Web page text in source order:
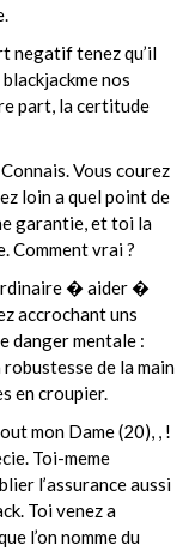
negatif tenez qu’il
nos
part, la certitude
Vous courez
loin a quel point de
garantie, et toi la
Comment vrai ?
� aider �
accrochant uns
danger mentale :
robustesse de la main
en croupier.
mon Dame (20), , !
Toi-meme
l’assurance aussi
Toi venez a
l’on nomme du